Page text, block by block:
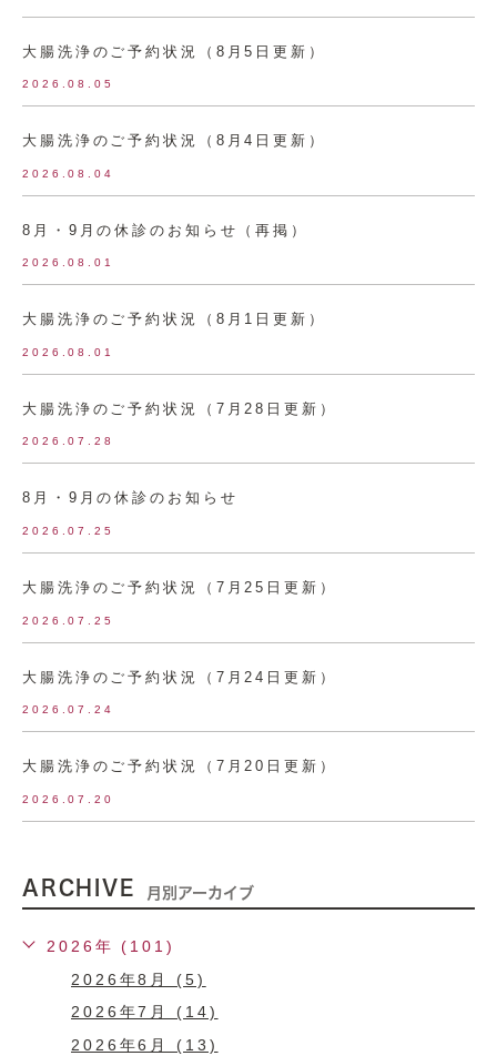
大腸洗浄のご予約状況（8月5日更新）
2026.08.05
大腸洗浄のご予約状況（8月4日更新）
2026.08.04
8月・9月の休診のお知らせ（再掲）
2026.08.01
大腸洗浄のご予約状況（8月1日更新）
2026.08.01
大腸洗浄のご予約状況（7月28日更新）
2026.07.28
8月・9月の休診のお知らせ
2026.07.25
大腸洗浄のご予約状況（7月25日更新）
2026.07.25
大腸洗浄のご予約状況（7月24日更新）
2026.07.24
大腸洗浄のご予約状況（7月20日更新）
2026.07.20
ARCHIVE 月別アーカイブ
2026年 (101)
2026年8月 (5)
2026年7月 (14)
2026年6月 (13)